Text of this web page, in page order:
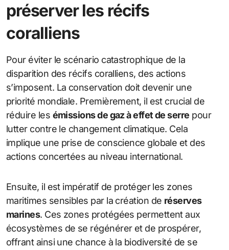
préserver les récifs
coralliens
Pour éviter le scénario catastrophique de la
disparition des récifs coralliens, des actions
s’imposent. La conservation doit devenir une
priorité mondiale. Premièrement, il est crucial de
réduire les émissions de gaz à effet de serre pour
lutter contre le changement climatique. Cela
implique une prise de conscience globale et des
actions concertées au niveau international.
Ensuite, il est impératif de protéger les zones
maritimes sensibles par la création de réserves
marines. Ces zones protégées permettent aux
écosystèmes de se régénérer et de prospérer,
offrant ainsi une chance à la biodiversité de se